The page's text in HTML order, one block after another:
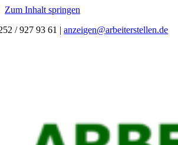
Zum Inhalt springen
/ 927 93 61 |anzeigen@arbeiterstellen.de